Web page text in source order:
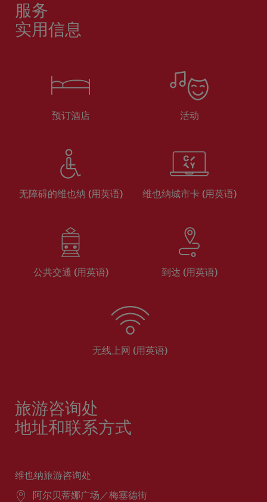
服务
实用信息
预订酒店 活动
无障碍的维也纳 (用英语) 维也纳城市卡 (用英语)
公共交通 (用英语) 到达 (用英语)
无线上网 (用英语)
旅游咨询处
地址和联系方式
维也纳旅游咨询处
阿尔贝蒂娜广场／梅塞德街